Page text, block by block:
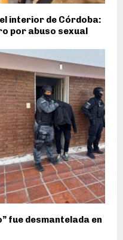
interior de Córdoba:
por abuso sexual
fue desmantelada en